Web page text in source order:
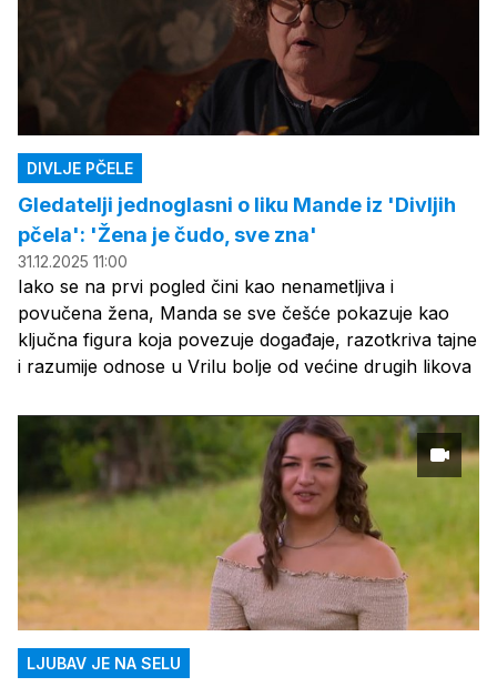
DIVLJE PČELE
Gledatelji jednoglasni o liku Mande iz 'Divljih
pčela': 'Žena je čudo, sve zna'
31.12.2025 11:00
Iako se na prvi pogled čini kao nenametljiva i
povučena žena, Manda se sve češće pokazuje kao
ključna figura koja povezuje događaje, razotkriva tajne
i razumije odnose u Vrilu bolje od većine drugih likova
LJUBAV JE NA SELU